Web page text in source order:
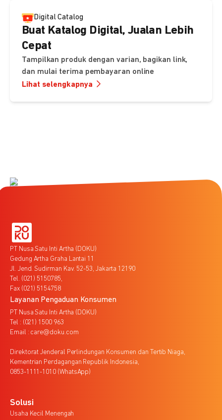
Digital Catalog
Buat Katalog Digital, Jualan Lebih
Cepat
Tampilkan produk dengan varian, bagikan link,
dan mulai terima pembayaran online
Lihat selengkapnya
PT Nusa Satu Inti Artha (DOKU)
Gedung Artha Graha Lantai 11
Jl. Jend. Sudirman Kav. 52-53, Jakarta 12190
Tel. (021) 5150785,
Fax (021) 5154758
Layanan Pengaduan Konsumen
PT Nusa Satu Inti Artha (DOKU)
Tel : (021) 1500 963
Email : care@doku.com
Direktorat Jenderal Perlindungan Konsumen dan Tertib Niaga,
Kementrian Perdagangan Republik Indonesia,
0853-1111-1010 (WhatsApp)
Solusi
Usaha Kecil Menengah